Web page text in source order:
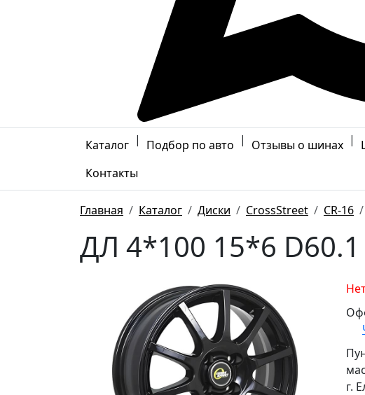
Каталог | Подбор по авто | Отзывы о шинах |
Контакты
Главная Каталог Диски CrossStreet CR-16
ДЛ 4*100 15*6 D60.1
г.